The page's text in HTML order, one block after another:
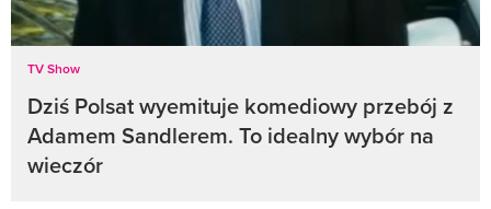
TV Show
Dziś Polsat wyemituje komediowy przebój z
Adamem Sandlerem. To idealny wybór na
wieczór